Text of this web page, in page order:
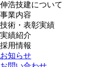
伸浩技建について
事業内容
技術・表彰実績
実績紹介
採用情報
お知らせ